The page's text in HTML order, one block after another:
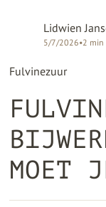
Lidwien
5/7/2026•2 min
Fulvinezuur
MOET